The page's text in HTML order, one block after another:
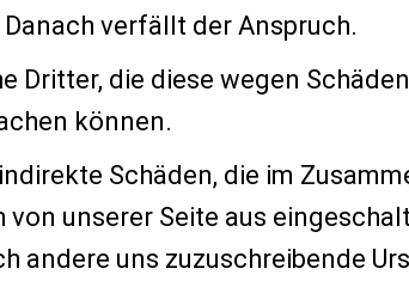
verfällt der Anspruch.
die diese wegen
können.
Schäden, die im
unserer Seite aus
uns zuzuschreibende